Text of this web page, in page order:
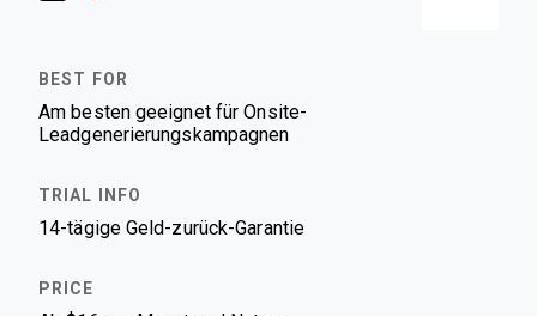
Am besten geeignet für Onsite-
Leadgenerierungskampagnen
14-tägige Geld-zurück-Garantie